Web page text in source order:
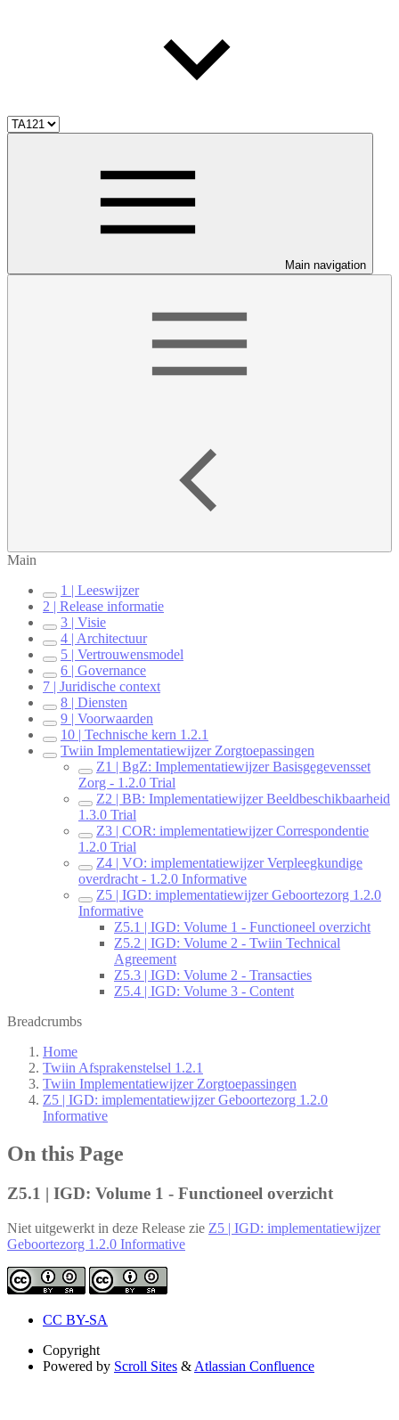
Main navigation
Main
1 | Leeswijzer
2 | Release informatie
3 | Visie
4 | Architectuur
5 | Vertrouwensmodel
6 | Governance
7 | Juridische context
8 | Diensten
9 | Voorwaarden
10 | Technische kern 1.2.1
Twiin Implementatiewijzer Zorgtoepassingen
Z1 | BgZ: Implementatiewijzer Basisgegevensset
Zorg - 1.2.0 Trial
Z2 | BB: Implementatiewijzer Beeldbeschikbaarheid
1.3.0 Trial
Z3 | COR: implementatiewijzer Correspondentie
1.2.0 Trial
Z4 | VO: implementatiewijzer Verpleegkundige
overdracht - 1.2.0 Informative
Z5 | IGD: implementatiewijzer Geboortezorg 1.2.0
Informative
Z5.1 | IGD: Volume 1 - Functioneel overzicht
Z5.2 | IGD: Volume 2 - Twiin Technical
Agreement
Z5.3 | IGD: Volume 2 - Transacties
Z5.4 | IGD: Volume 3 - Content
Breadcrumbs
Home
Twiin Afsprakenstelsel 1.2.1
Twiin Implementatiewijzer Zorgtoepassingen
Z5 | IGD: implementatiewijzer Geboortezorg 1.2.0
Informative
On this Page
Z5.1 | IGD: Volume 1 - Functioneel overzicht
Niet uitgewerkt in deze Release zie Z5 | IGD: implementatiewijzer
Geboortezorg 1.2.0 Informative
CC BY-SA
Copyright
Powered by Scroll Sites & Atlassian Confluence